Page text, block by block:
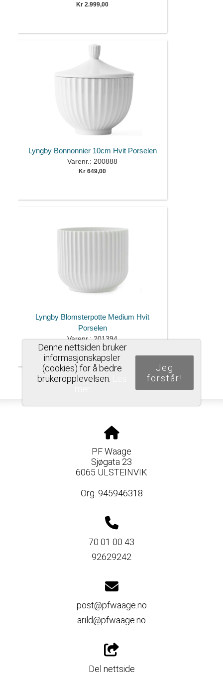
Kr 2.999,00
Lyngby Bonnonnier 10cm Hvit Porselen
Varenr.: 200888
Kr 649,00
Lyngby Blomsterpotte Medium Hvit
Porselen
Varenr.: 201394
Kr 599,00
PF Waage
Sjøgata 23
6065 ULSTEINVIK
Org. 945946318
70 01 00 43
92629242
post@pfwaage.no
arild@pfwaage.no
Del nettside
Denne nettsiden bruker
informasjonskapsler
(cookies) for å bedre
brukeropplevelsen.
Jeg
forstår!